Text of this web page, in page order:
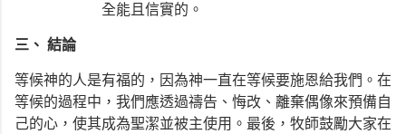
全能且信實的。
三、 結論
等候神的人是有福的，因為神一直在等候要施恩給我們。在
等候的過程中，我們應透過禱告、悔改、離棄偶像來預備自
己的心，使其成為聖潔並被主使用。最後，牧師鼓勵大家在